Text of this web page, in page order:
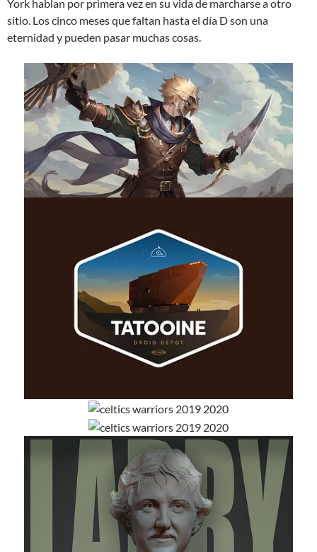
York hablan por primera vez en su vida de marcharse a otro
sitio. Los cinco meses que faltan hasta el día D son una
eternidad y pueden pasar muchas cosas.